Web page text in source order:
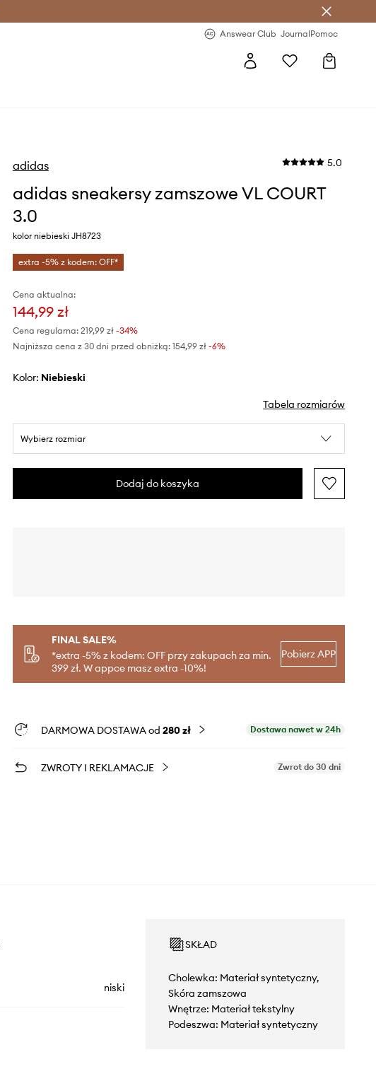
Answear Club JournalPomoc
adidas 5.0
adidas sneakersy zamszowe VL COURT
3.0
kolor niebieski JH8723
extra -5% z kodem: OFF*
Cena aktualna:
144,99 zł
Cena regularna: 219,99 zł-34%
Najniższa cena z 30 dni przed obniżką: 154,99 zł -6%
Kolor: niebieski
Tabela rozmiarów
Wybierz rozmiar
Dodaj do koszyka
FINAL SALE%
*extra -5% z kodem: OFF przy zakupach za min.
399 zł. W appce masz extra -10%!
Pobierz APP
DARMOWA DOSTAWA od 280 zł Dostawa nawet w 24h
ZWROTY I REKLAMACJE Zwrot do 30 dni
niski
SKŁAD
Cholewka: Materiał syntetyczny,
Skóra zamszowa
Wnętrze: Materiał tekstylny
Podeszwa: Materiał syntetyczny